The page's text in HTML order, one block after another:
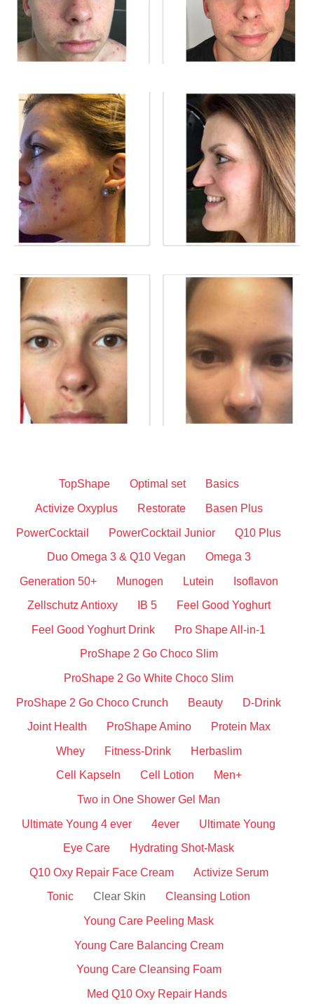
TopShape Optimal set Basics
Activize Oxyplus Restorate Basen Plus
PowerCocktail PowerCocktail Junior Q10 Plus
Duo Omega 3 & Q10 Vegan Omega 3
Generation 50+ Munogen Lutein Isoflavon
Zellschutz Antioxy IB 5 Feel Good Yoghurt
Feel Good Yoghurt Drink Pro Shape All-in-1
ProShape 2 Go Choco Slim
ProShape 2 Go White Choco Slim
ProShape 2 Go Choco Crunch Beauty D-Drink
Joint Health ProShape Amino Protein Max
Whey Fitness-Drink Herbaslim
Cell Kapseln Cell Lotion Men+
Two in One Shower Gel Man
Ultimate Young 4 ever 4ever Ultimate Young
Eye Care Hydrating Shot-Mask
Q10 Oxy Repair Face Cream Activize Serum
Tonic Clear Skin Cleansing Lotion
Young Care Peeling Mask
Young Care Balancing Cream
Young Care Cleansing Foam
Med Q10 Oxy Repair Hands